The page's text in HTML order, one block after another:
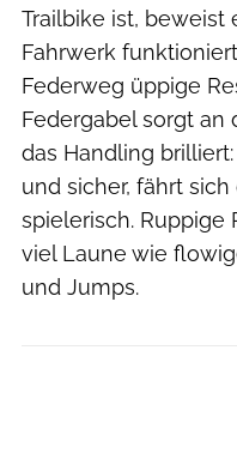
Trailbike ist, beweist
Fahrwerk
Federweg üppige
Federgabel sorgt an
das Handling
und sicher, fährt
spielerisch. Ruppige
viel Laune wie
und Jumps.